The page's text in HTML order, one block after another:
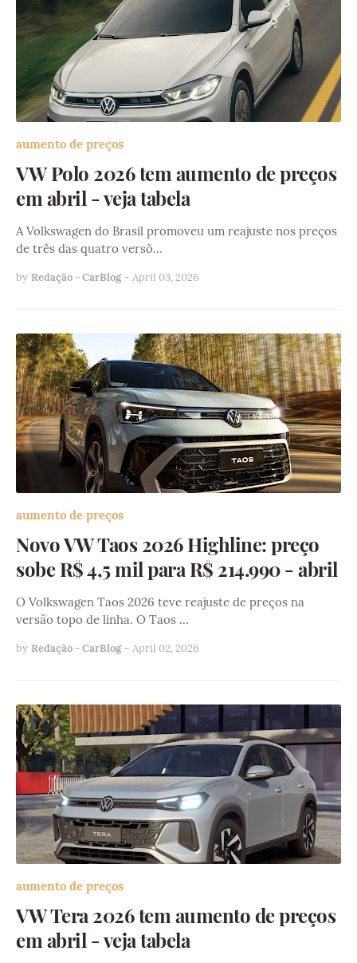
aumento de preços
VW Polo 2026 tem aumento de preços
em abril - veja tabela
A Volkswagen do Brasil promoveu um reajuste nos preços
de três das quatro versõ…
by Redação - CarBlog - April 03, 2026
aumento de preços
Novo VW Taos 2026 Highline: preço
sobe R$ 4,5 mil para R$ 214.990 - abril
O Volkswagen Taos 2026 teve reajuste de preços na
versão topo de linha. O Taos …
by Redação - CarBlog - April 02, 2026
aumento de preços
VW Tera 2026 tem aumento de preços
em abril - veja tabela